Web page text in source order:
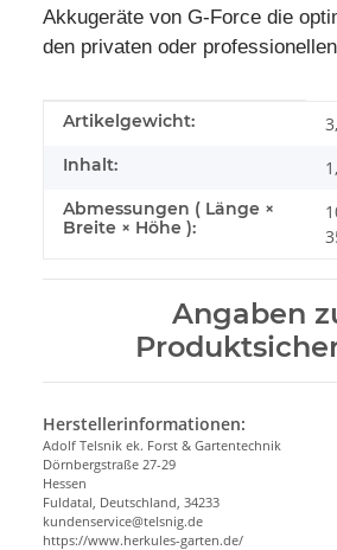
Akkugeräte von G-Force die
den privaten oder
Produkteigenschaft
Wert
Artikelgewicht:
Inhalt:
Abmessungen ( Länge ×
Breite × Höhe ):
Angaben
Herstellerinformationen:
Adolf Telsnik ek. Forst & Gartentechnik
Dörnbergstraße 27-29
Hessen
Fuldatal, Deutschland, 34233
kundenservice@telsnig.de
https://www.herkules-garten.de/